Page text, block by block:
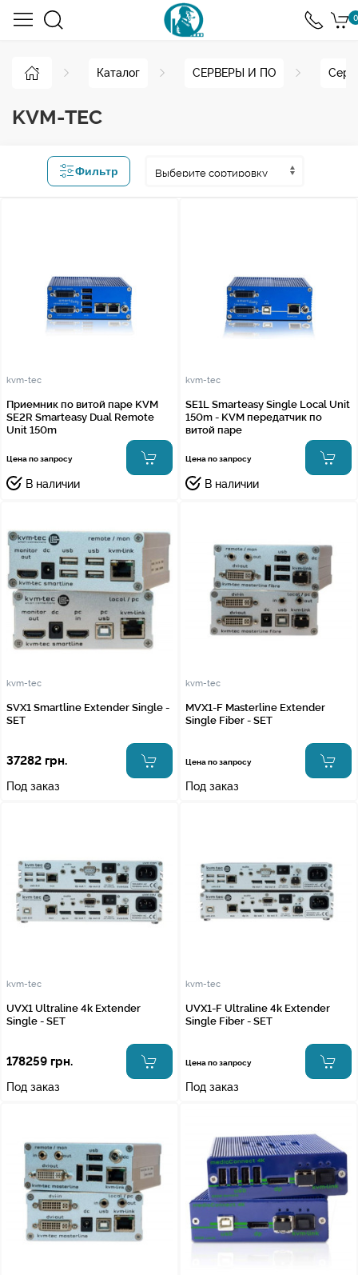
0
Каталог СЕРВЕРЫ И ПО
KVM-TEC
Фильтр
kvm-tec
Приемник по витой паре KVM
SE2R Smarteasy Dual Remote
Unit 150m
Цена по запросу
В наличии
kvm-tec
SE1L Smarteasy Single Local Unit
150m - KVM передатчик по
витой паре
Цена по запросу
В наличии
kvm-tec
SVX1 Smartline Extender Single -
SET
37282 грн.
Под заказ
kvm-tec
MVX1-F Masterline Extender
Single Fiber - SET
Цена по запросу
Под заказ
kvm-tec
UVX1 Ultraline 4k Extender
Single - SET
178259 грн.
Под заказ
kvm-tec
UVX1-F Ultraline 4k Extender
Single Fiber - SET
Цена по запросу
Под заказ